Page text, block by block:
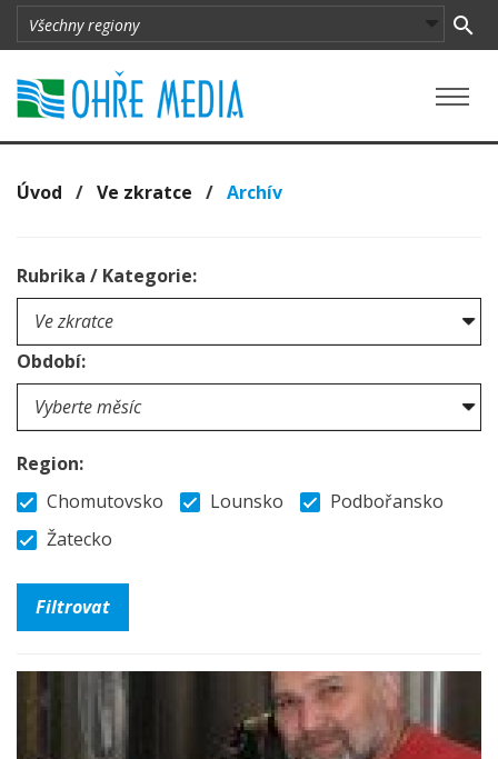
Úvod / Ve zkratce / Archív
Rubrika / Kategorie:
Období:
Region:
Chomutovsko
Lounsko
Podbořansko
Žatecko